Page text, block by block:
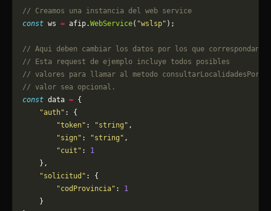
// Creamos una instancia del web service
const ws = afip.WebService( "wslsp" );
// Aqui deben cambiar los datos por los que correspondan.
// Esta request de ejemplo incluye todos posibles
// valores para llamar al metodo
// valor sea opcional.
const data = {
    "auth"
: {
        "token"
: "string" ,
        "sign"
: "string" ,
        "cuit"
: 1
    },
    "solicitud"
: {
        "codProvincia"
: 1
    }